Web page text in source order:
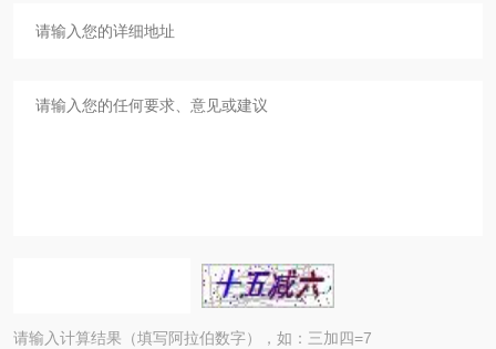
请输入计算结果（填写阿拉伯数字），如：三加四=7